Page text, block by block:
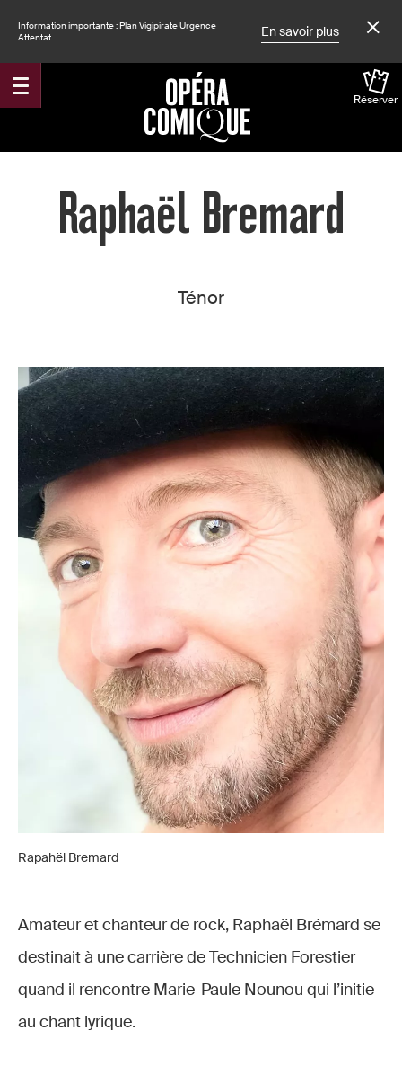
Information importante : Plan Vigipirate Urgence
Attentat
En savoir plus
Réserver
Accueil
Raphaël Bremard
Ténor
Rapahël Bremard
Amateur et chanteur de rock, Raphaël Brémard se
destinait à une carrière de Technicien Forestier
quand il rencontre Marie-Paule Nounou qui l’initie
au chant lyrique.